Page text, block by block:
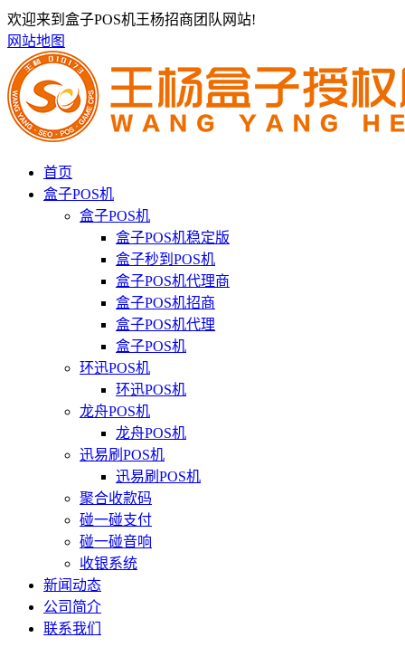
欢迎来到盒子POS机王杨招商团队网站!
网站地图
首页
盒子POS机
盒子POS机
盒子POS机稳定版
盒子秒到POS机
盒子POS机代理商
盒子POS机招商
盒子POS机代理
盒子POS机
环迅POS机
环迅POS机
龙舟POS机
龙舟POS机
迅易刷POS机
迅易刷POS机
聚合收款码
碰一碰支付
碰一碰音响
收银系统
新闻动态
公司简介
联系我们